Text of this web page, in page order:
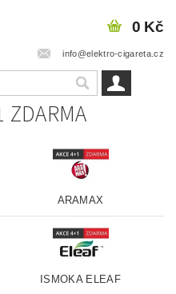
info@elektro-cigareta.cz
0 Kč
ZDARMA
ARAMAX
ISMOKA ELEAF